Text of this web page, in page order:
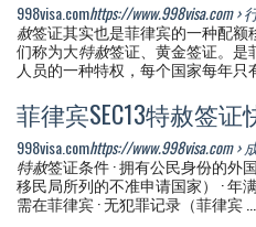
998visa.comhttps://www.998visa.com ›
赦签证其实也是菲律宾的一种配额
们称为大特赦签证、黄金签证。是
人员的一种特权，每个国家每年只有
菲律宾SEC13特赦签
998visa.comhttps://www.998visa.com ›
特赦签证条件 · 拥有公民身份的外
移民局所列的不准申请国家） · 年
需在菲律宾 · 无犯罪记录（菲律宾 ...